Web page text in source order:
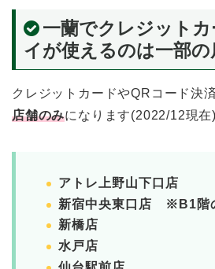
一蘭でクレジット
イが使えるのは一部の
クレジットカードやQRコード決
店舗のみになります(2022/12現在)
アトレ上野山下口店
新宿中央東口店 ※B1階
新橋店
水戸店